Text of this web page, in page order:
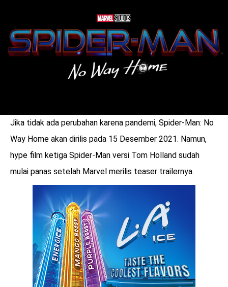
benefit
menarik
Jika tidak ada perubahan karena pandemi, Spider-Man: No
Way Home akan dirilis pada 15 Desember 2021. Namun,
hype film ketiga Spider-Man versi Tom Holland sudah
mulai panas setelah Marvel merilis teaser trailernya.